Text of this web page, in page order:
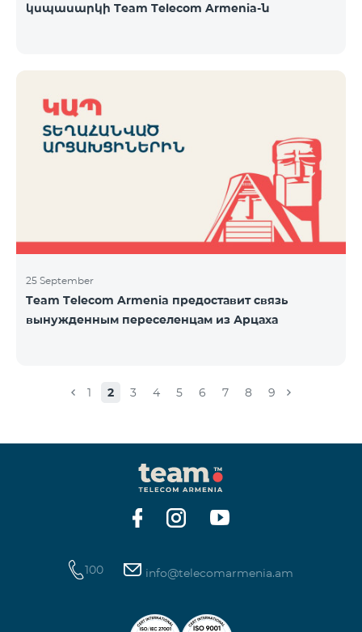
կսպասարկի Team Telecom Armenia-ն
25 September
Team Telecom Armenia предоставит связь
вынужденным переселенцам из Арцаха
1 2 3 4 5 6 7 8 9
100 info@telecomarmenia.am